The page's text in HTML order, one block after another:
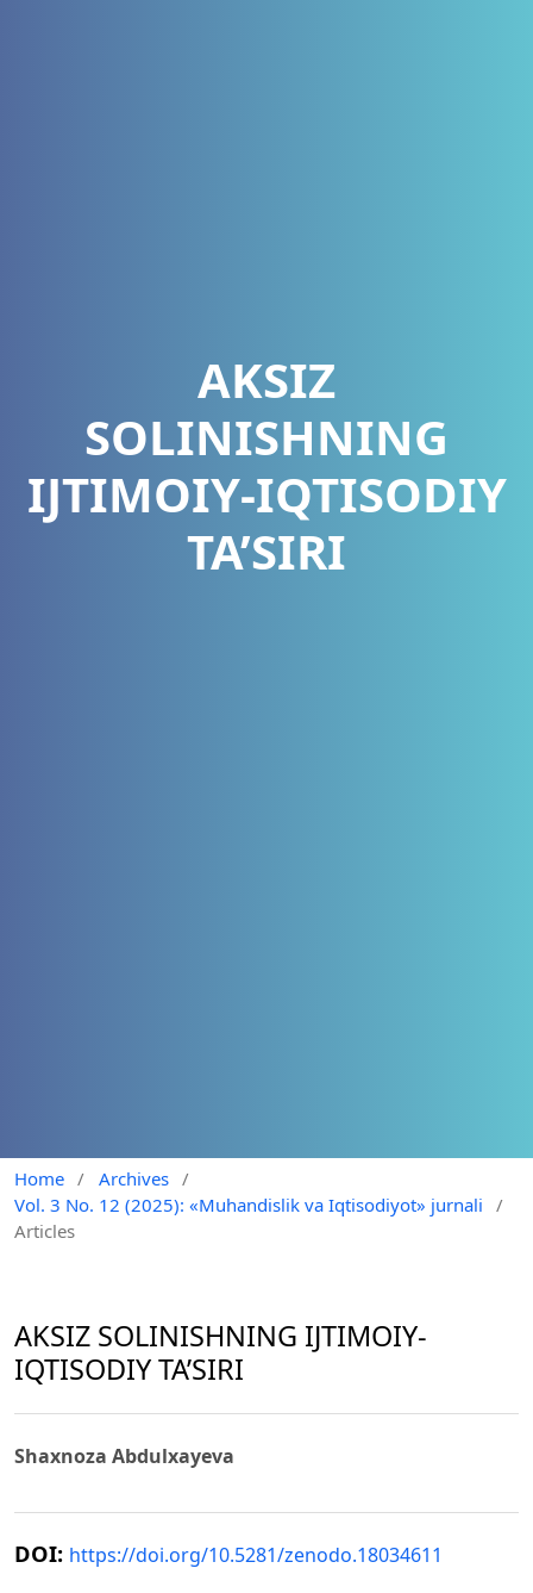
AKSIZ
SOLINISHNING
IJTIMOIY-IQTISODIY
TA’SIRI
Home / Archives /
Vol. 3 No. 12 (2025): «Muhandislik va Iqtisodiyot» jurnali
/
Articles
AKSIZ SOLINISHNING IJTIMOIY-
IQTISODIY TA’SIRI
Shaxnoza Abdulxayeva
DOI: https://doi.org/10.5281/zenodo.18034611